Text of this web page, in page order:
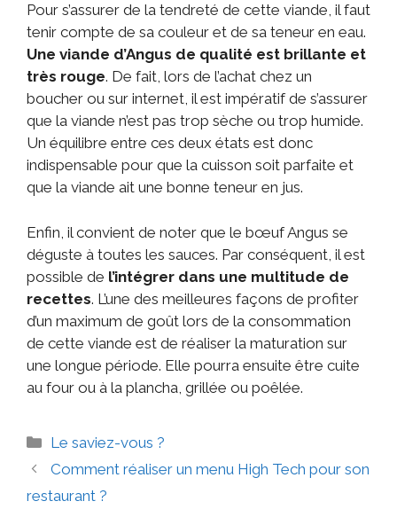
Pour s’assurer de la tendreté de cette viande, il faut
tenir compte de sa couleur et de sa teneur en eau.
Une viande d’Angus de qualité est brillante et
très rouge. De fait, lors de l’achat chez un
boucher ou sur internet, il est impératif de s’assurer
que la viande n’est pas trop sèche ou trop humide.
Un équilibre entre ces deux états est donc
indispensable pour que la cuisson soit parfaite et
que la viande ait une bonne teneur en jus.
Enfin, il convient de noter que le bœuf Angus se
déguste à toutes les sauces. Par conséquent, il est
possible de l’intégrer dans une multitude de
recettes. L’une des meilleures façons de profiter
d’un maximum de goût lors de la consommation
de cette viande est de réaliser la maturation sur
une longue période. Elle pourra ensuite être cuite
au four ou à la plancha, grillée ou poêlée.
Le saviez-vous ?
Comment réaliser un menu High Tech pour son
restaurant ?